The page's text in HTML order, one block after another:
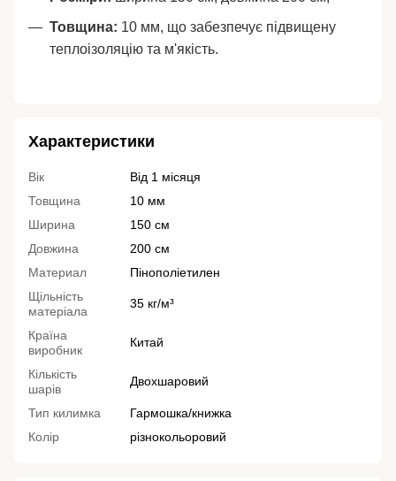
Товщина: 10 мм, що забезпечує підвищену
теплоізоляцію та м'якість.
Характеристики
Вік
Від 1 місяця
Товщина
10 мм
Ширина
150 см
Довжина
200 см
Материал
Пінополіетилен
Щільність
матеріала
35 кг/м³
Країна
виробник
Китай
Кількість
шарів
Двохшаровий
Тип килимка
Гармошка/книжка
Колір
різнокольоровий